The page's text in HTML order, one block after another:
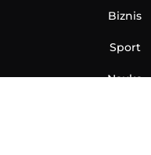
Biznis
Sport
Nauka